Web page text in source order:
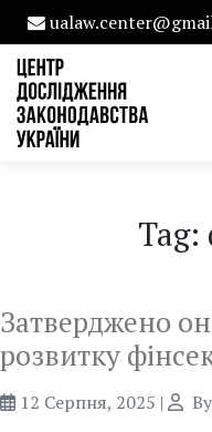
Tag:
Затверджено
розвитку
12 Серпня, 2025 | By